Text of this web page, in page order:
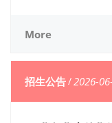
More
招生公告/2026-